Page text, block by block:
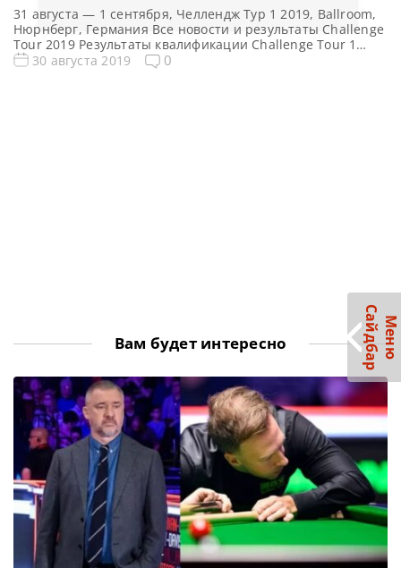
31 августа — 1 сентября, Челлендж Тур 1 2019, Ballroom,
Нюрнберг, Германия Все новости и результаты Challenge
Tour 2019 Результаты квалификации Challenge Tour 1
2019 Турнирная сетка: 1/16 финала 1/8 финала 1/4
30 августа 2019 0
Вам будет интересно М
е
н
ю
Са
й
д
б
а
р